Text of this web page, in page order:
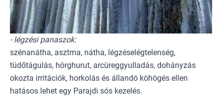
- légzési panaszok:
szénanátha, asztma, nátha, légzéselégtelenség,
tüdőtágulás, hörghurut, arcüreggyulladás, dohányzás
okozta irritációk, horkolás és állandó köhögés ellen
hatásos lehet egy Parajdi sós kezelés.